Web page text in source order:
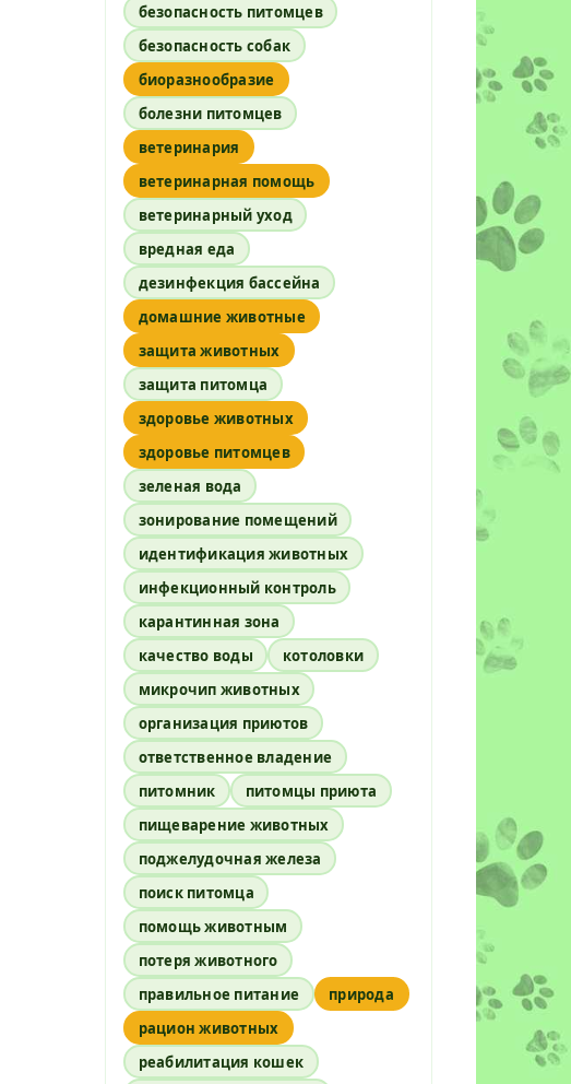
безопасность питомцев
безопасность собак
биоразнообразие
болезни питомцев
ветеринария
ветеринарная помощь
ветеринарный уход
вредная еда
дезинфекция бассейна
домашние животные
защита животных
защита питомца
здоровье животных
здоровье питомцев
зеленая вода
зонирование помещений
идентификация животных
инфекционный контроль
карантинная зона
качество воды
котоловки
микрочип животных
организация приютов
ответственное владение
питомник
питомцы приюта
пищеварение животных
поджелудочная железа
поиск питомца
помощь животным
потеря животного
правильное питание
природа
рацион животных
реабилитация кошек